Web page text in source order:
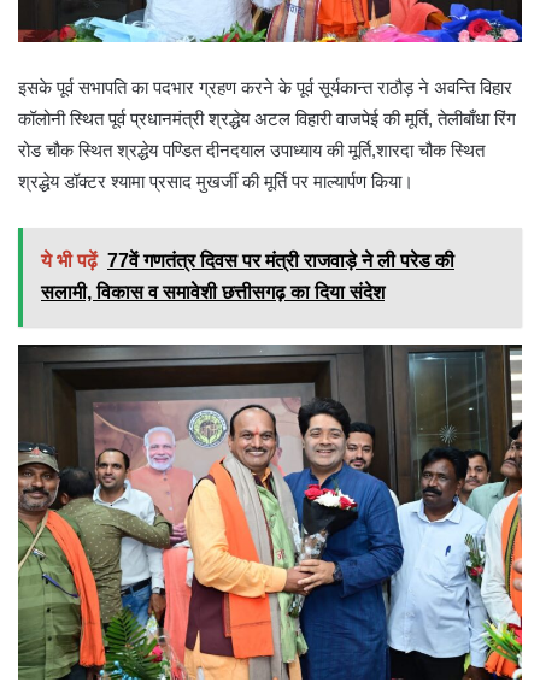
इसके पूर्व सभापति का पदभार ग्रहण करने के पूर्व सूर्यकान्त राठौड़ ने अवन्ति विहार
कॉलोनी स्थित पूर्व प्रधानमंत्री श्रद्धेय अटल विहारी वाजपेई की मूर्ति, तेलीबाँधा रिंग
रोड चौक स्थित श्रद्धेय पण्डित दीनदयाल उपाध्याय की मूर्ति,शारदा चौक स्थित
श्रद्धेय डॉक्टर श्यामा प्रसाद मुखर्जी की मूर्ति पर माल्यार्पण किया।
ये भी पढ़ें 77वें गणतंत्र दिवस पर मंत्री राजवाड़े ने ली परेड की
सलामी, विकास व समावेशी छत्तीसगढ़ का दिया संदेश